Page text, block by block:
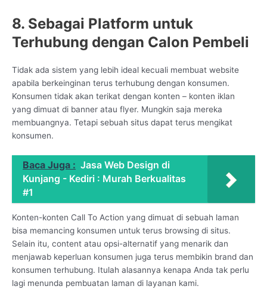
8. Sebagai Platform untuk
Terhubung dengan Calon Pembeli
Tidak ada sistem yang lebih ideal kecuali membuat website
apabila berkeinginan terus terhubung dengan konsumen.
Konsumen tidak akan terikat dengan konten – konten iklan
yang dimuat di banner atau flyer. Mungkin saja mereka
membuangnya. Tetapi sebuah situs dapat terus mengikat
konsumen.
Baca Juga : Jasa Web Design di
Kunjang - Kediri : Murah Berkualitas
#1
Konten-konten Call To Action yang dimuat di sebuah laman
bisa memancing konsumen untuk terus browsing di situs.
Selain itu, content atau opsi-alternatif yang menarik dan
menjawab keperluan konsumen juga terus membikin brand dan
konsumen terhubung. Itulah alasannya kenapa Anda tak perlu
lagi menunda pembuatan laman di layanan kami.
CS Lenteraweb
Online